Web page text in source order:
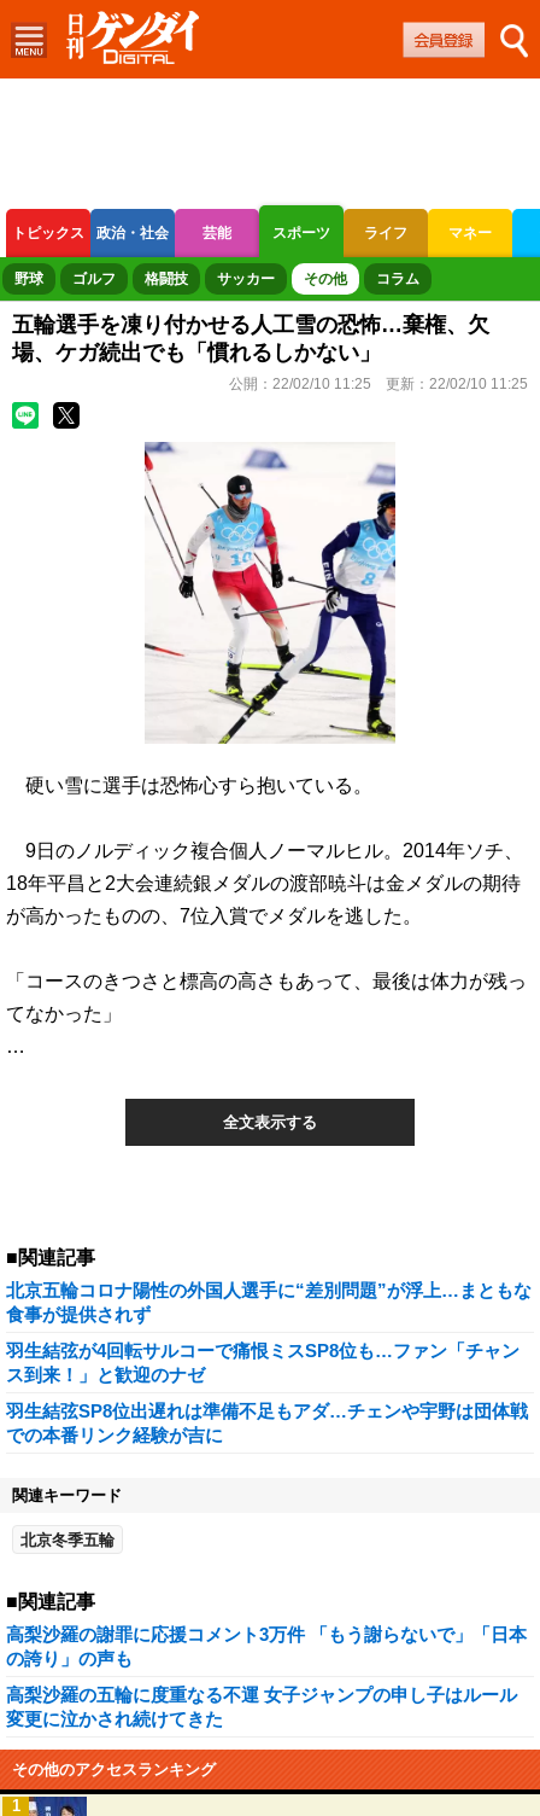
トピックス 政治・社会 芸能 スポーツ ライフ マネー
ボートレース 競輪 オートレース
野球 ゴルフ 格闘技 サッカー その他 コラム
五輪選手を凍り付かせる人工雪の恐怖…棄権、欠
場、ケガ続出でも「慣れるしかない」
公開： 22/02/10 11:25 更新： 22/02/10 11:25
硬い雪に選手は恐怖心すら抱いている。
9日のノルディック複合個人ノーマルヒル。2014年ソチ、
18年平昌と2大会連続銀メダルの渡部暁斗は金メダルの期待
が高かったものの、7位入賞でメダルを逃した。
「コースのきつさと標高の高さもあって、最後は体力が残っ
てなかった」
…
全文表示する
■関連記事
北京五輪コロナ陽性の外国人選手に“差別問題”が浮上…まともな
食事が提供されず
羽生結弦が4回転サルコーで痛恨ミスSP8位も…ファン「チャン
ス到来！」と歓迎のナゼ
羽生結弦SP8位出遅れは準備不足もアダ…チェンや宇野は団体戦
での本番リンク経験が吉に
関連キーワード
北京冬季五輪
■関連記事
高梨沙羅の謝罪に応援コメント3万件 「もう謝らないで」「日本
の誇り」の声も
高梨沙羅の五輪に度重なる不運 女子ジャンプの申し子はルール
変更に泣かされ続けてきた
その他のアクセスランキング
1